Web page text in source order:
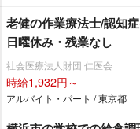
老健の作業療法士/認知
日曜休み・残業なし
社会医療法人財団 仁医会
時給1,932円～
アルバイト・パート / 東京都